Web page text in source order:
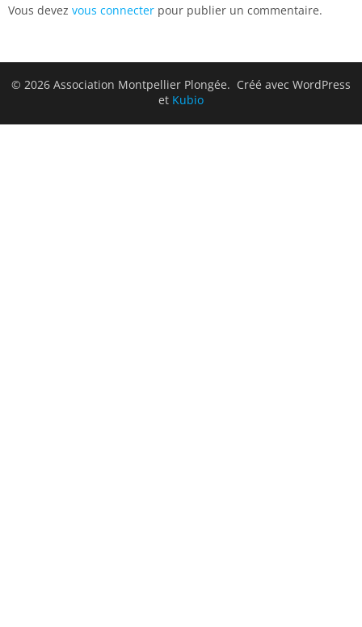
Vous devez vous connecter pour publier un commentaire.
© 2026 Association Montpellier Plongée. Créé avec WordPress
et Kubio